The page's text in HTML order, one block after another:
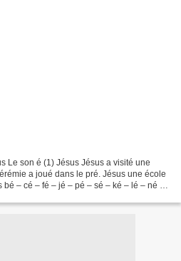
a joué dans le pré. Jésus une école
– cé – fé – jé – pé – sé – ké – lé – né –